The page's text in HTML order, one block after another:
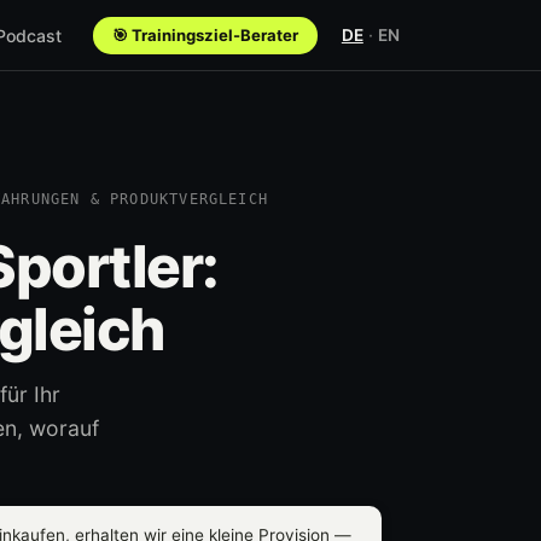
🎯 Trainingsziel-Berater DE · EN
& PRODUKTVERGLEICH
Ihr
worauf
erhalten wir eine kleine Provision —